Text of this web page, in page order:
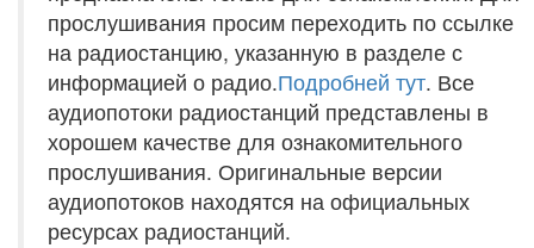
прослушивания просим переходить по ссылке
на радиостанцию, указанную в разделе с
информацией о радио.Подробней тут. Все
аудиопотоки радиостанций представлены в
хорошем качестве для ознакомительного
прослушивания. Оригинальные версии
аудиопотоков находятся на официальных
ресурсах радиостанций.